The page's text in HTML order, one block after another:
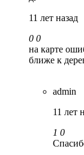
11 лет назад
0 0
на карте
ближе к
admin
11 лет
1 0